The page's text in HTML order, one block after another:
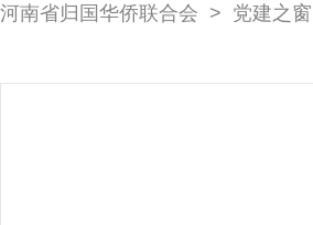
河南省归国华侨联合会 党建之窗